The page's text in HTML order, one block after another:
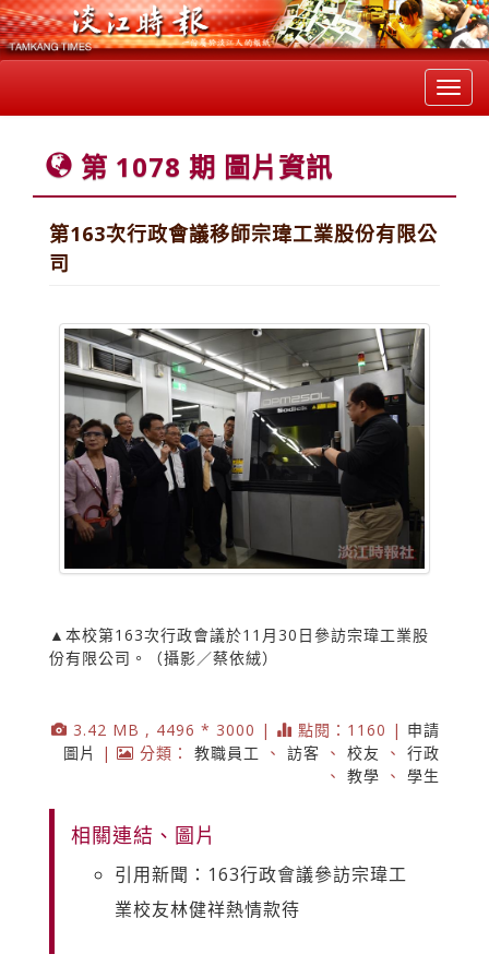
第 1078 期 圖片資訊
第163次行政會議移師宗瑋工業股份有限公
司
▲本校第163次行政會議於11月30日參訪宗瑋工業股
份有限公司。（攝影／蔡依絨）
3.42 MB , 4496 * 3000 | 點閱：1160 | 申請
圖片
| 分類： 教職員工 、 訪客 、 校友 、 行政
、 教學 、 學生
相關連結、圖片
引用新聞：163行政會議參訪宗瑋工
業校友林健祥熱情款待